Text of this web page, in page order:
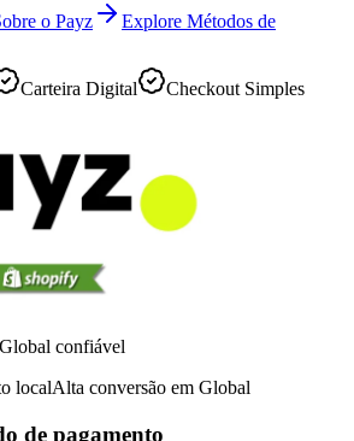
o Payz
Explore Métodos de
Carteira Digital Checkout Simples
confiável
localAlta conversão em Global
de pagamento